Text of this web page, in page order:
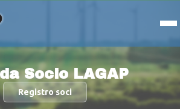
Socio LAGAP
Registro soci